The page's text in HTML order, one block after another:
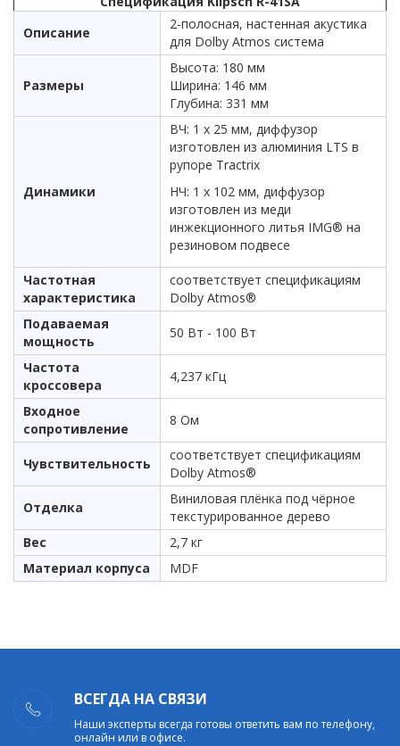
Описание
2-полосная, настенная акустика
для Dolby Atmos система
Размеры
Высота: 180 мм
Ширина: 146 мм
Глубина: 331 мм
Динамики
ВЧ: 1 х 25 мм, диффузор
изготовлен из алюминия LTS в
рупоре Tractrix
НЧ: 1 х 102 мм, диффузор
изготовлен из меди
инжекционного литья IMG® на
резиновом подвесе
Частотная
характеристика
соответствует спецификациям
Dolby Atmos®
Подаваемая
мощность
50 Вт - 100 Вт
Частота
кроссовера
4,237 кГц
Входное
сопротивление
8 Ом
Чувствительность
соответствует спецификациям
Dolby Atmos®
Отделка
Виниловая плёнка под чёрное
текстурированное дерево
Вес
2,7 кг
Материал корпуса
MDF
ВСЕГДА НА СВЯЗИ
Наши эксперты всегда готовы ответить вам по телефону,
онлайн или в офисе.